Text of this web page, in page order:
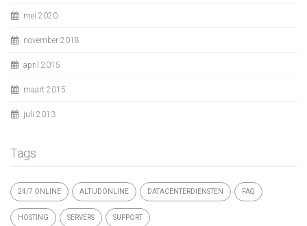
mei 2020
november 2018
april 2015
maart 2015
juli 2013
Tags
24/7 ONLINE ALTIJDONLINE DATACENTERDIENSTEN FAQ
HOSTING SERVERS SUPPORT